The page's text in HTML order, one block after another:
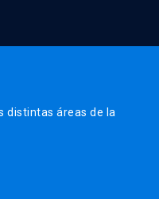
distintas áreas de la